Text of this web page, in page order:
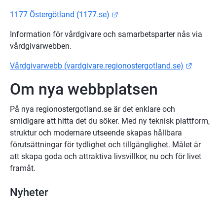
1177 Östergötland (1177.se)
Information för vårdgivare och samarbetsparter nås via
vårdgivarwebben.
Vårdgivarwebb (vardgivare.regionostergotland.se)
Om nya webbplatsen
På nya regionostergotland.se är det enklare och
smidigare att hitta det du söker. Med ny teknisk plattform,
struktur och modernare utseende skapas hållbara
förutsättningar för tydlighet och tillgänglighet. Målet är
att skapa goda och attraktiva livsvillkor, nu och för livet
framåt.
Nyheter